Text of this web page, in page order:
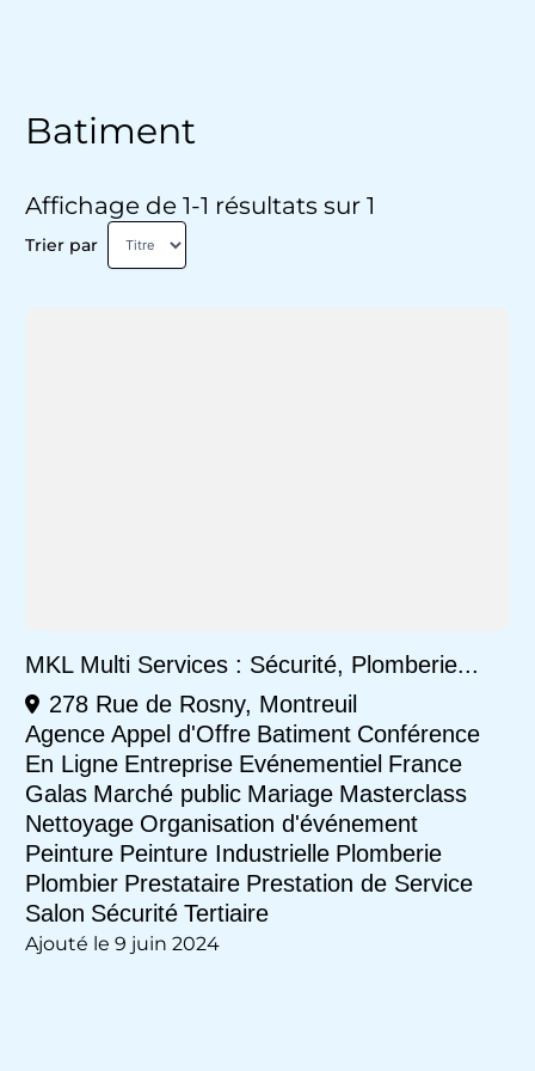
Batiment
Affichage de 1-1 résultats sur 1
Trier par
MKL Multi Services : Sécurité, Plomberie...
278 Rue de Rosny, Montreuil
Agence Appel d'Offre Batiment Conférence
En Ligne Entreprise Evénementiel France
Galas Marché public Mariage Masterclass
Nettoyage Organisation d'événement
Peinture Peinture Industrielle Plomberie
Plombier Prestataire Prestation de Service
Salon Sécurité Tertiaire
Ajouté le 9 juin 2024